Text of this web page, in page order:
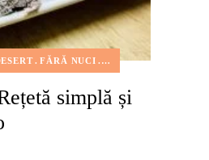
GUSTĂRI MIC DEJUN
FĂRĂ NUCI FĂRĂ OU
simplă și